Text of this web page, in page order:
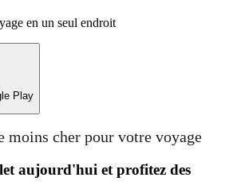
en un seul endroit
Play
moins cher pour votre voyage
aujourd'hui et profitez des